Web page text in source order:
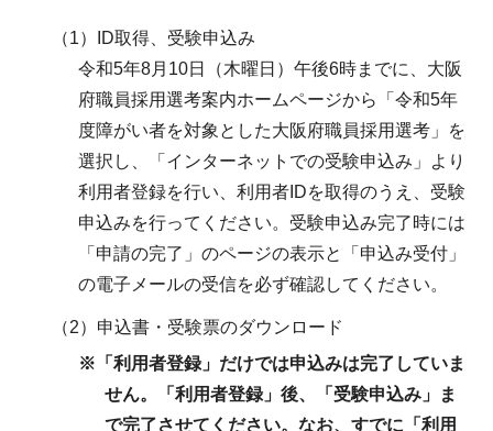
（1）ID取得、受験申込み
令和5年8月10日（木曜日）午後6時までに、大阪
府職員採用選考案内ホームページから「令和5年
度障がい者を対象とした大阪府職員採用選考」を
選択し、「インターネットでの受験申込み」より
利用者登録を行い、利用者IDを取得のうえ、受験
申込みを行ってください。受験申込み完了時には
「申請の完了」のページの表示と「申込み受付」
の電子メールの受信を必ず確認してください。
（2）申込書・受験票のダウンロード
※「利用者登録」だけでは申込みは完了していま
せん。「利用者登録」後、「受験申込み」ま
で完了させてください。なお、すでに「利用